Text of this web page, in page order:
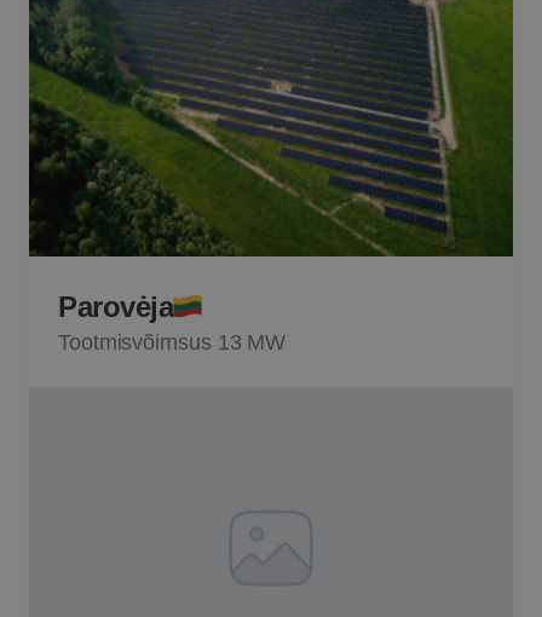
Parovėja
Tootmisvõimsus 13 MW